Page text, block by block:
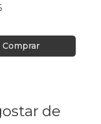
Comprar
de